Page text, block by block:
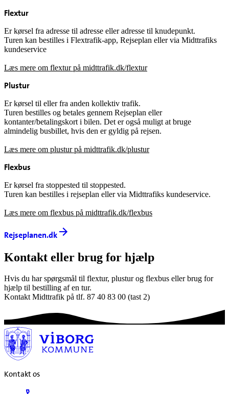
Flextur
Er kørsel fra adresse til adresse eller adresse til knudepunkt.
Turen kan bestilles i Flextrafik-app, Rejseplan eller via Midttrafiks
kundeservice
Læs mere om flextur på midttrafik.dk/flextur
Plustur
Er kørsel til eller fra anden kollektiv trafik.
Turen bestilles og betales gennem Rejseplan eller
kontanter/betalingskort i bilen. Det er også muligt at bruge
almindelig busbillet, hvis den er gyldig på rejsen.
Læs mere om plustur på midttrafik.dk/plustur
Flexbus
Er kørsel fra stoppested til stoppested.
Turen kan bestilles i rejseplan eller via Midttrafiks kundeservice.
Læs mere om flexbus på midttrafik.dk/flexbus
Rejseplanen.dk
Kontakt eller brug for hjælp
Hvis du har spørgsmål til flextur, plustur og flexbus eller brug for
hjælp til bestilling af en tur.
Kontakt Midttrafik på tlf. 87 40 83 00 (tast 2)
Kontakt os